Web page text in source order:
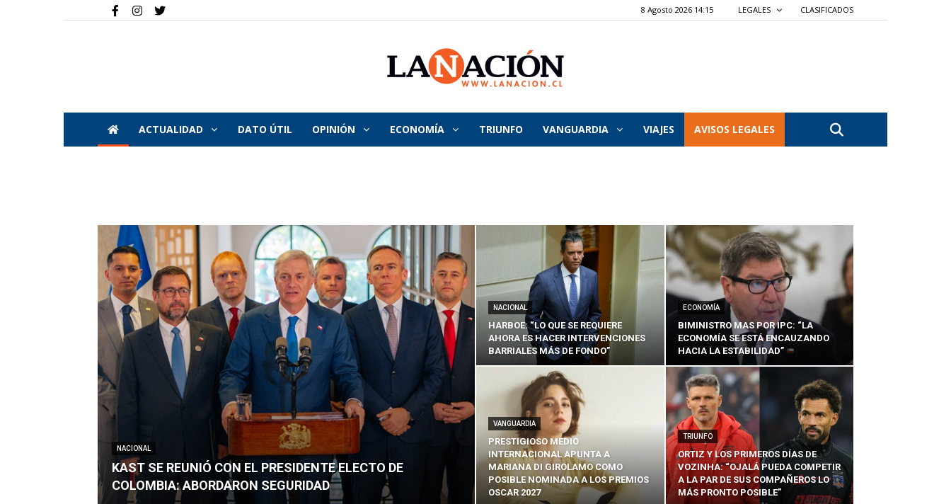
8 Agosto 2026 14:15 LEGALES CLASIFICADOS
La
Nación
ACTUALIDAD DATO ÚTIL OPINIÓN ECONOMÍA TRIUNFO VANGUARDIA VIAJES AVISOS LEGALES
NACIONAL
KAST SE REUNIÓ CON EL PRESIDENTE ELECTO DE
COLOMBIA: ABORDARON SEGURIDAD
NACIONAL
HARBOE: “LO QUE SE REQUIERE
AHORA ES HACER INTERVENCIONES
BARRIALES MÁS DE FONDO”
ECONOMÍA
BIMINISTRO MAS POR IPC: “LA
ECONOMÍA SE ESTÁ ENCAUZANDO
HACIA LA ESTABILIDAD”
VANGUARDIA
PRESTIGIOSO MEDIO
INTERNACIONAL APUNTA A
MARIANA DI GIROLAMO COMO
POSIBLE NOMINADA A LOS PREMIOS
OSCAR 2027
TRIUNFO
ORTIZ Y LOS PRIMEROS DÍAS DE
VOZINHA: “OJALÁ PUEDA COMPETIR
A LA PAR DE SUS COMPAÑEROS LO
MÁS PRONTO POSIBLE”